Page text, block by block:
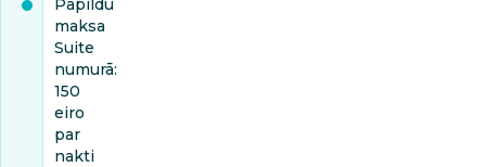
maksa
Suite
numurā:
150
eiro
par
nakti